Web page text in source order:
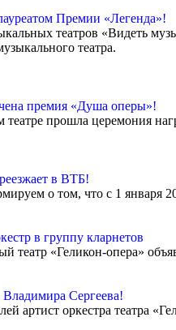
Премии «Легенда»!
театров «Видеть
театра.
премия «Душа оперы»!
театре прошла церемония
в ВТБ!
о том, что с 1 января
в группу кларнетов
театр «Геликон-опера»
Сергеева!
артист оркестра театра